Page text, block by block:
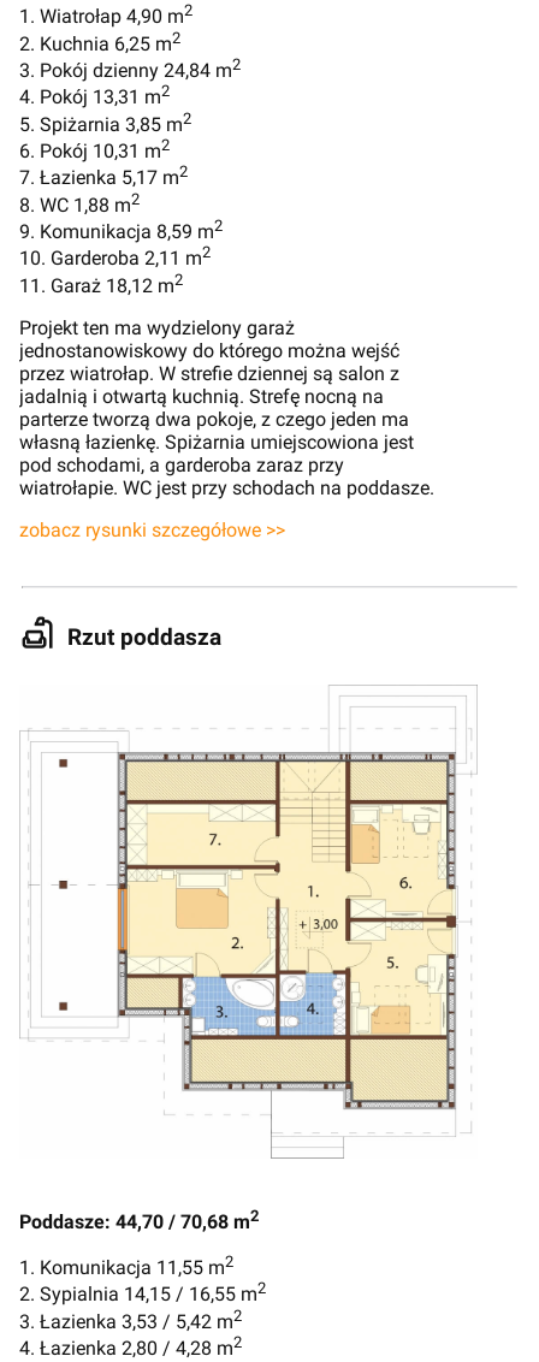
1. Wiatrołap 4,90 m2
2. Kuchnia 6,25 m2
3. Pokój dzienny 24,84 m2
4. Pokój 13,31 m2
5. Spiżarnia 3,85 m2
6. Pokój 10,31 m2
7. Łazienka 5,17 m2
8. WC 1,88 m2
9. Komunikacja 8,59 m2
10. Garderoba 2,11 m2
11. Garaż 18,12 m2
Projekt ten ma wydzielony garaż
jednostanowiskowy do którego można wejść
przez wiatrołap. W strefie dziennej są salon z
jadalnią i otwartą kuchnią. Strefę nocną na
parterze tworzą dwa pokoje, z czego jeden ma
własną łazienkę. Spiżarnia umiejscowiona jest
pod schodami, a garderoba zaraz przy
wiatrołapie. WC jest przy schodach na poddasze.
zobacz rysunki szczegółowe >>
Rzut poddasza
Poddasze: 44,70 / 70,68 m2
1. Komunikacja 11,55 m2
2. Sypialnia 14,15 / 16,55 m2
3. Łazienka 3,53 / 5,42 m2
4. Łazienka 2,80 / 4,28 m2